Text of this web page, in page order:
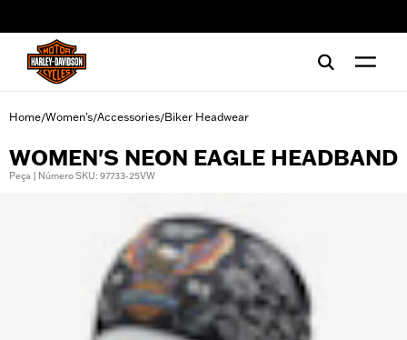
Home/Women's/Accessories/Biker Headwear
WOMEN'S NEON EAGLE HEADBAND
Peça | Número SKU: 97733-25VW